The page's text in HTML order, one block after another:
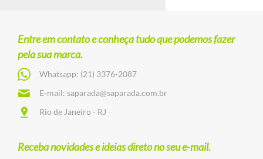
Entre em contato e conheça tudo que podemos fazer
pela sua marca.
Whatsapp: (21) 3376-2087
E-mail: saparada@saparada.com.br
Rio de Janeiro - RJ
Receba novidades e ideias direto no seu e-mail.